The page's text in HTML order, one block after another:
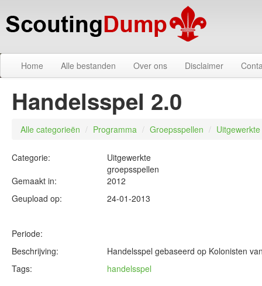
Home Alle bestanden Over ons Disclaimer
Handelsspel 2.0
Alle categorieën / Programma / Groepsspellen /
Categorie:
Uitgewerkte
groepsspellen
Gemaakt in:
2012
Geupload op:
24-01-2013
Periode:
Beschrijving:
Handelsspel gebaseerd op Kolonisten
Tags:
handelsspel